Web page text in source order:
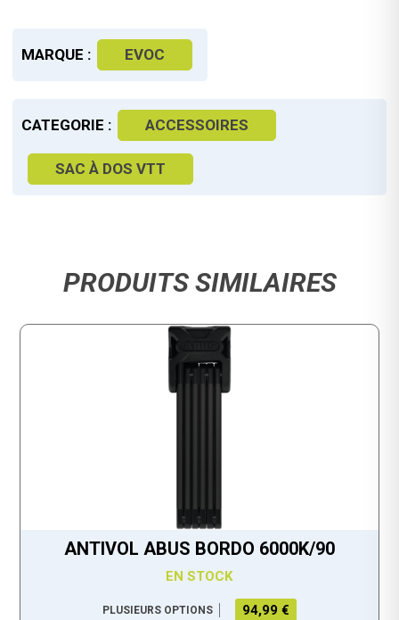
MARQUE : EVOC
CATEGORIE : ACCESSOIRES
SAC À DOS VTT
PRODUITS SIMILAIRES
ANTIVOL ABUS BORDO 6000K/90
EN STOCK
PLUSIEURS OPTIONS 94,99 €